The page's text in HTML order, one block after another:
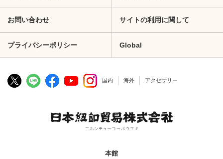
お問い合わせ サイトの利用に関して
プライバシーポリシー Global
国内 海外 アクセサリー
本館